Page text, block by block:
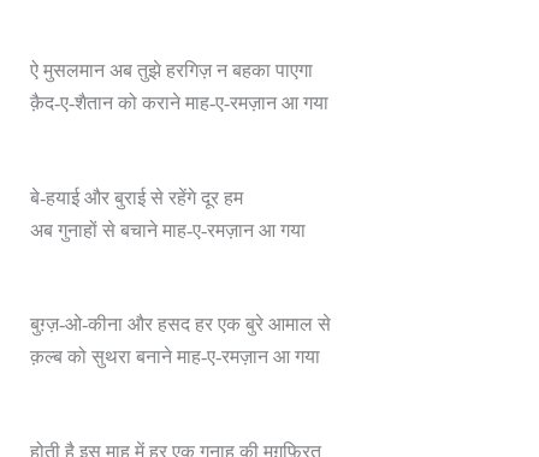
ऐ मुसलमान अब तुझे हरगिज़ न बहका पाएगा
क़ैद-ए-शैतान को कराने माह-ए-रमज़ान आ गया
बे-हयाई और बुराई से रहेंगे दूर हम
अब गुनाहों से बचाने माह-ए-रमज़ान आ गया
बुग़्ज़-ओ-कीना और हसद हर एक बुरे आमाल से
क़ल्ब को सुथरा बनाने माह-ए-रमज़ान आ गया
होती है इस माह में हर एक गुनाह की मग़फ़िरत